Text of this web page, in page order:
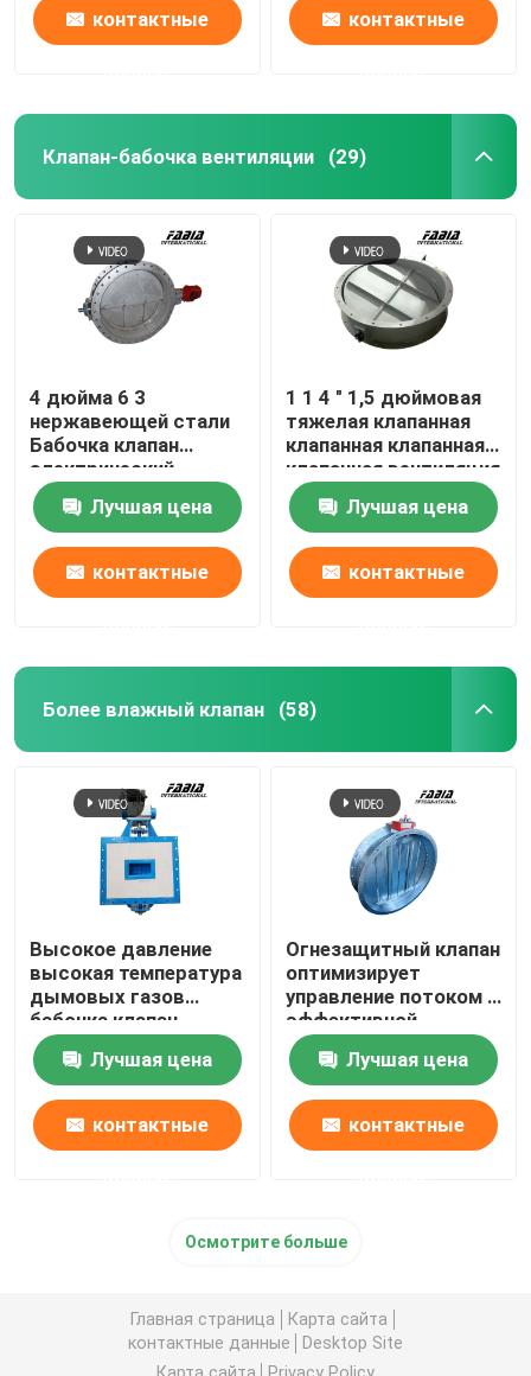
контактные контактные
Клапан-бабочка вентиляции (29)
4 дюйма 6 3
нержавеющей стали
Бабочка клапан
электрический
флангель
Лучшая цена
контактные
1 1 4 " 1,5 дюймовая
тяжелая клапанная
клапанная клапанная
клапанная вентиляция
Лучшая цена
контактные
Более влажный клапан (58)
Высокое давление
высокая температура
дымовых газов
бабочка клапан
Углеродистая сталь
Пневматический
воздушный клапан
Лучшая цена
контактные
Огнезащитный клапан
оптимизирует
управление потоком с
эффективной
конструкцией
Лучшая цена
контактные
Осмотрите больше
Главная страница
Карта сайта
контактные данные
Desktop Site
Карта сайта
Privacy Policy